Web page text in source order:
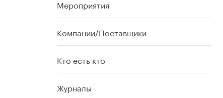
Мероприятия
Компании/Поставщики
Кто есть кто
Журналы